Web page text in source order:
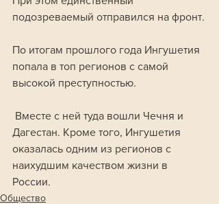
подозреваемый отправился на фронт.
По итогам прошлого года Ингушетия
попала в топ регионов с самой
высокой преступностью.
Дагестан. Кроме того, Ингушетия
оказалась одним из регионов с
наихудшим качеством жизни в
России.
Общество